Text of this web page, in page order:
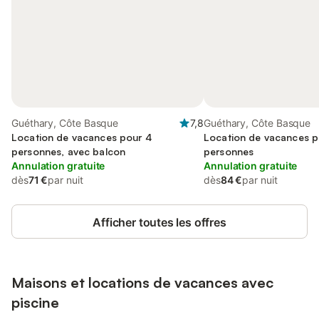
Guéthary, Côte Basque
7,8
Location de vacances pour 4
personnes, avec balcon
Annulation gratuite
dès71 €par nuit
Guéthary, Côte Basque
Location de vacances
personnes
Annulation gratuite
dès84 €par nuit
Afficher toutes les offres
Maisons et locations de vacances avec
piscine